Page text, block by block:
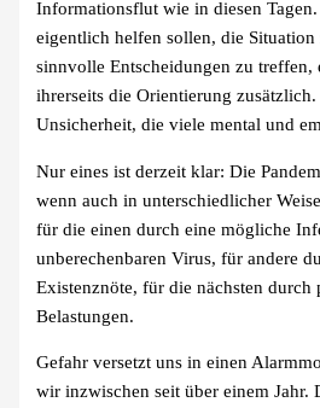
Informationsflut wie in diesen
eigentlich helfen sollen, die
sinnvolle Entscheidungen zu treffen,
ihrerseits die Orientierung
Unsicherheit, die viele mental und
Nur eines ist derzeit klar: Die
wenn auch in unterschiedlicher
für die einen durch eine mögliche
unberechenbaren Virus, für andere
Existenznöte, für die nächsten durch
Belastungen.
Gefahr versetzt uns in einen
wir inzwischen seit über einem Jahr.